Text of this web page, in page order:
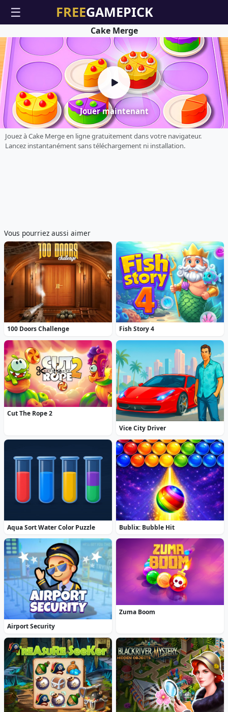
☰
Jouer maintenant
Cake Merge
Jouez à Cake Merge en ligne gratuitement dans votre navigateur.
Lancez instantanément sans téléchargement ni installation.
Vous pourriez aussi aimer
100 Doors Challenge Fish Story 4
Cut The Rope 2
Vice City Driver
Aqua Sort Water Color Puzzle Bublix: Bubble Hit
Airport Security
Zuma Boom